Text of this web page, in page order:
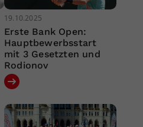
19.10.2025
Erste Bank Open:
Hauptbewerbsstart
mit 3 Gesetzten und
Rodionov